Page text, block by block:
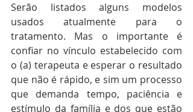
Serão listados alguns modelos
usados atualmente para o
tratamento. Mas o importante é
confiar no vínculo estabelecido com
o (a) terapeuta e esperar o resultado
que não é rápido, e sim um processo
que demanda tempo, paciência e
estímulo da família e dos que estão